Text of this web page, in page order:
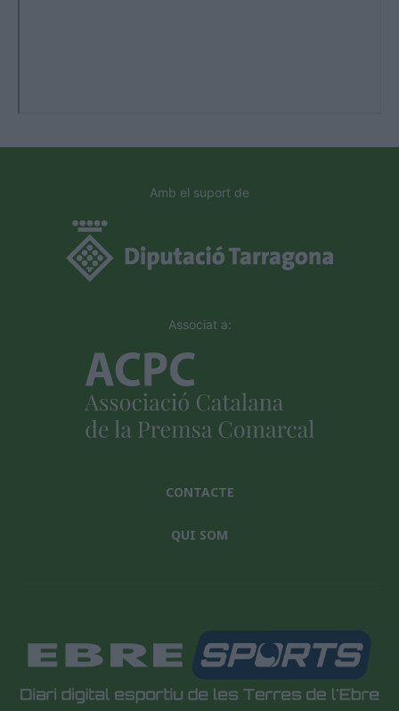
Amb el suport de
Associat a:
CONTACTE
QUI SOM